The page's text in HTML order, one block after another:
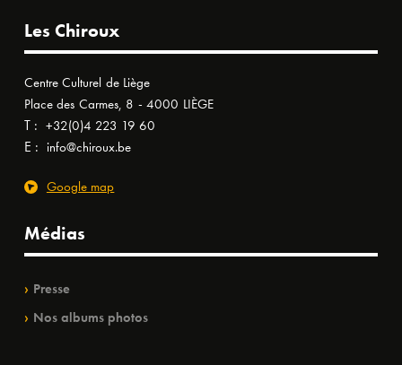
Les Chiroux
Centre Culturel de Liège
Place des Carmes, 8 - 4000 LIÈGE
T : +32(0)4 223 19 60
E : info@chiroux.be
Google map
Médias
Presse
Nos albums photos